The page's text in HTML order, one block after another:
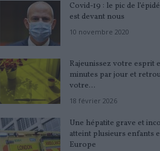
Covid-19 : le pic de
est devant nous
10 novembre 2020
Rajeunissez votre esprit
minutes par jour et
votre...
18 février 2026
Une hépatite grave et
atteint plusieurs enfants
Europe